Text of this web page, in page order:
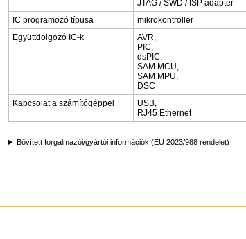
JTAG / SWD / ISP adapter
IC programozó típusa
mikrokontroller
Együttdolgozó IC-k
AVR,
PIC,
dsPIC,
SAM MCU,
SAM MPU,
DSC
Kapcsolat a számítógéppel
USB,
RJ45 Ethernet
Bővített forgalmazói/gyártói információk (EU 2023/988 rendelet)